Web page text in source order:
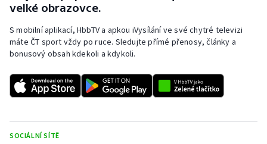
Rychlobruslení
Rychlostní kanoistika
Sportovní střelba
Stolní tenis
velké obrazovce.
S mobilní aplikací, HbbTV a apkou iVysílání ve své chytré televizi
máte ČT sport vždy po ruce. Sledujte přímé přenosy, články a
bonusový obsah kdekoli a kdykoli.
SOCIÁLNÍ SÍTĚ